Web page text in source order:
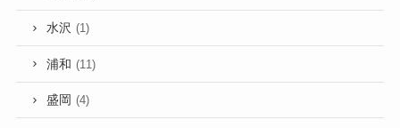
水沢 (1)
浦和 (11)
盛岡 (4)